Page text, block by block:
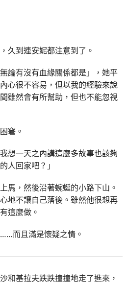
久到連安妮都注意到了。
論有沒有血緣關係都是」，她平
心很不容易，但以我的經驗來說
雖然會有所幫助，但也不能忽視
窘。
想一天之內講這麼多故事也該夠
人回家吧？」
馬，然後沿著蜿蜒的小路下山。
地不讓自己落後。雖然他很想再
這麼做。
而且滿是懷疑之情。
和基拉夫跌跌撞撞地走了進來，